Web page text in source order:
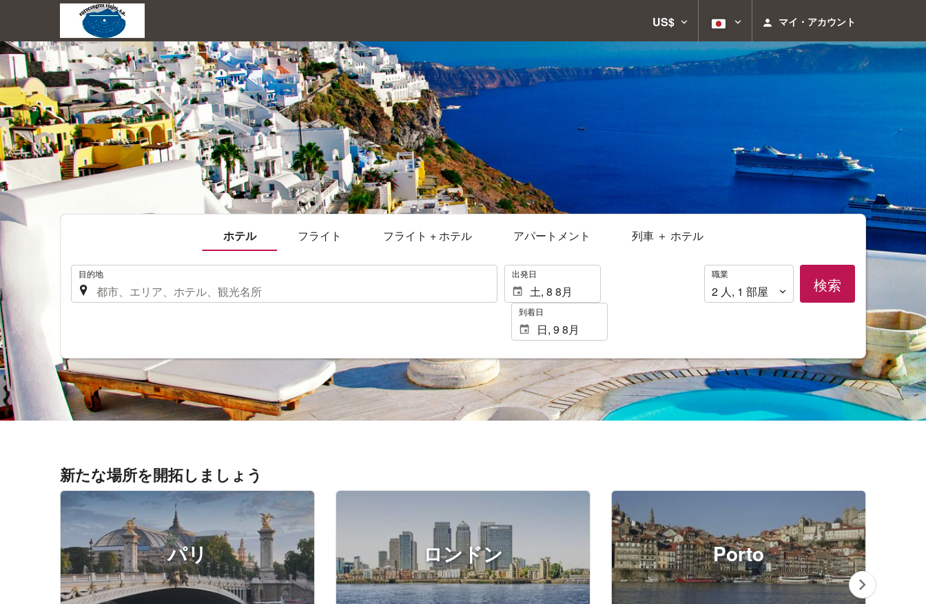
US$ マイ・アカウント
ホテル フライト フライト + ホテル アパートメント 列車 ＋ ホテル
. 目的地 . 出発日
到着日
職
業
職業
2 人 , 1 部屋 検索
新たな場所を開拓しましょう
パリ ロンドン Porto